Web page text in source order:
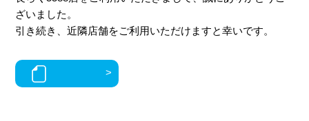
ざいました。
引き続き、近隣店舗をご利用いただけますと幸いです。